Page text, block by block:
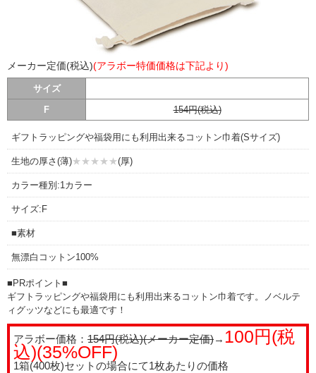
メーカー定価(税込)(アラボー特価価格は下記より)
サイズ
F
154円(税込)
ギフトラッピングや福袋用にも利用出来るコットン巾着(Sサイズ)
生地の厚さ(薄)★★★★★(厚)
カラー種別:1カラー
サイズ:F
■素材
無漂白コットン100%
■PRポイント■
ギフトラッピングや福袋用にも利用出来るコットン巾着です。ノベルテ
ィグッツなどにも最適です！
アラボー価格： 154円(税込)(メーカー定価)→ 100円(税
込)(35%OFF)
1箱(400枚)セットの場合にて1枚あたりの価格